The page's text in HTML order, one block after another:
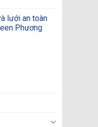
lưới an toàn
Phương